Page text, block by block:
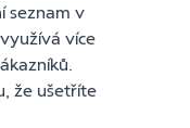
seznam v
více
že ušetříte